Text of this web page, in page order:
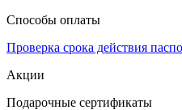
Способы оплаты
Проверка срока действия
Акции
Подарочные сертификаты